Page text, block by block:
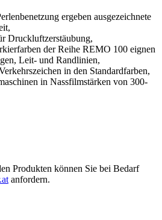
ergeben ausgezeichnete
Druckluftzerstäubung,
der Reihe REMO 100 eignen
Leit- und Randlinien,
in den Standardfarben,
in Nassfilmstärken von 300-
Produkten können Sie bei Bedarf
anfordern.